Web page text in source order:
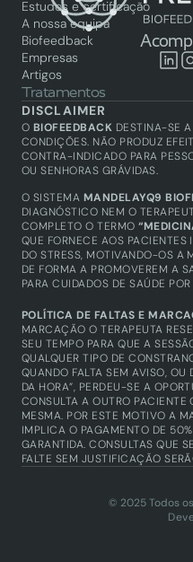
Estudos e certificação
A nossa equipa
Biofeedback
Empresas
Artigos
Tratamentos
Biofeedback
Saúde integrativa
Academy
Biofeedback
Técnicos certificados
Produtos
Equipamentos
DISCLAIMER
O BIOFEEDBACK DESTINA-SE
CONDIÇÕES. NÃO PRODUZ
CONTRA-INDICADO PARA
OU SENHORAS GRÁVIDAS.
O SISTEMA MANDELAYQ9
DIAGNÓSTICO NEM O
COMPLETO O TERMO
QUE FORNECE AOS
DO STRESS, MOTIVANDO-OS A
DE FORMA A PROMOVEREM A
PARA CUIDADOS DE SAÚDE
POLÍTICA DE FALTAS E
MARCAÇÃO O TERAPEUTA
SEU TEMPO PARA QUE A
QUALQUER TIPO DE
QUANDO FALTA SEM AVISO,
DA HORA”, PERDEU-SE A
CONSULTA A OUTRO PACIENTE
MESMA. POR ESTE MOTIVO A
IMPLICA O PAGAMENTO DE
GARANTIDA. CONSULTAS QUE
FALTE SEM JUSTIFICAÇÃO
© 2025 Todos